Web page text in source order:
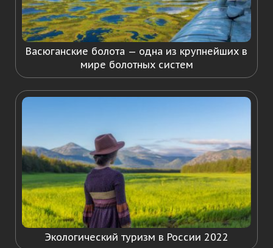
Васюганские болота — одна из крупнейших в
мире болотных систем
Экологический туризм в России 2022